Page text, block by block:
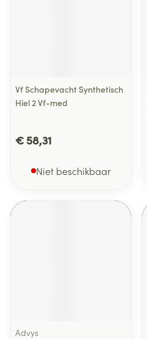
Vf Schapevacht Synthetisch
Hiel 2 Vf-med
€ 58,31
Niet beschikbaar
Advys